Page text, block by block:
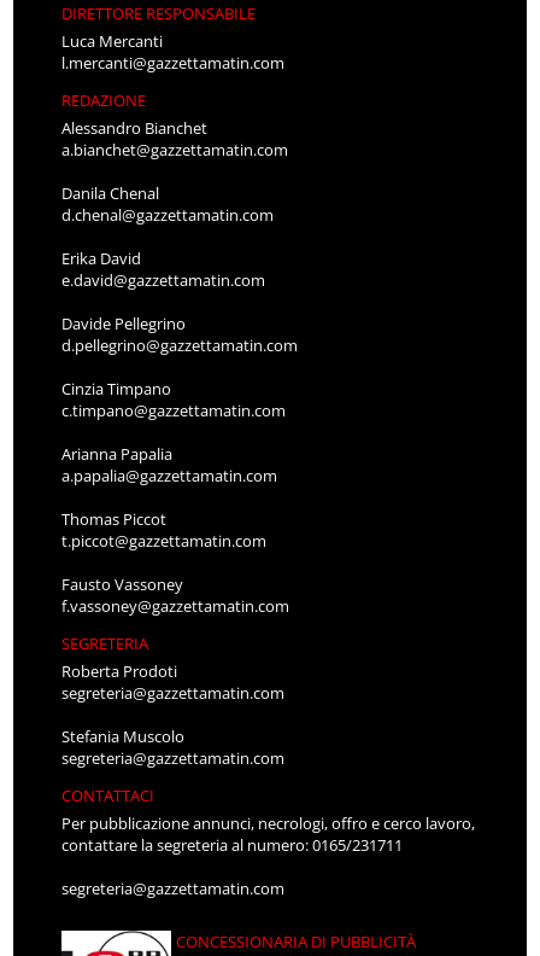
DIRETTORE RESPONSABILE
Luca Mercanti
l.mercanti@gazzettamatin.com
REDAZIONE
Alessandro Bianchet
a.bianchet@gazzettamatin.com
Danila Chenal
d.chenal@gazzettamatin.com
Erika David
e.david@gazzettamatin.com
Davide Pellegrino
d.pellegrino@gazzettamatin.com
Cinzia Timpano
c.timpano@gazzettamatin.com
Arianna Papalia
a.papalia@gazzettamatin.com
Thomas Piccot
t.piccot@gazzettamatin.com
Fausto Vassoney
f.vassoney@gazzettamatin.com
SEGRETERIA
Roberta Prodoti
segreteria@gazzettamatin.com
Stefania Muscolo
segreteria@gazzettamatin.com
CONTATTACI
Per pubblicazione annunci, necrologi, offro e cerco lavoro,
contattare la segreteria al numero: 0165/231711
segreteria@gazzettamatin.com
CONCESSIONARIA DI PUBBLICITÀ